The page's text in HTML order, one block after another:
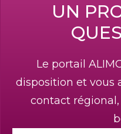
UN
Le portail
disposition et vous
contact